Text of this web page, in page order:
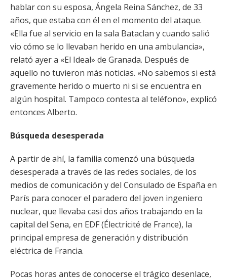
hablar con su esposa, Ángela Reina Sánchez, de 33
años, que estaba con él en el momento del ataque.
«Ella fue al servicio en la sala Bataclan y cuando salió
vio cómo se lo llevaban herido en una ambulancia»,
relató ayer a «El Ideal» de Granada. Después de
aquello no tuvieron más noticias. «No sabemos si está
gravemente herido o muerto ni si se encuentra en
algún hospital. Tampoco contesta al teléfono», explicó
entonces Alberto.
Búsqueda desesperada
A partir de ahí, la familia comenzó una búsqueda
desesperada a través de las redes sociales, de los
medios de comunicación y del Consulado de España en
París para conocer el paradero del joven ingeniero
nuclear, que llevaba casi dos años trabajando en la
capital del Sena, en EDF (Électricité de France), la
principal empresa de generación y distribución
eléctrica de Francia.
Pocas horas antes de conocerse el trágico desenlace,